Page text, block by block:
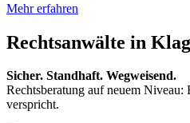
Mehr erfahren
Rechtsanwälte in
Sicher. Standhaft. Wegweisend.
Rechtsberatung auf neuem
verspricht.